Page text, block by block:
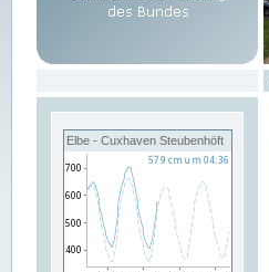
Elbe - Cuxhaven Steubenhöft